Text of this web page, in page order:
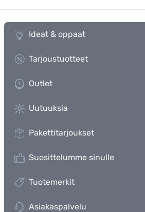
Ideat & oppaat
Tarjoustuotteet
Outlet
Uutuuksia
Pakettitarjoukset
Suosittelumme sinulle
Tuotemerkit
Asiakaspalvelu